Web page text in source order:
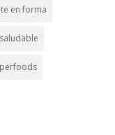
en forma
saludable